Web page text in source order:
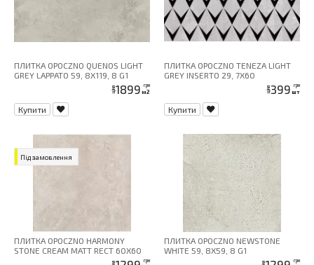
ПЛИТКА OPOCZNO QUENOS LIGHT
GREY LAPPATO 59, 8X119, 8 G1
ціна1899 грн
м2
Купити
ПЛИТКА OPOCZNO TENEZA LIGHT
GREY INSERTO 29, 7X60
ціна399 грн
шт
Купити
Під замовлення
ПЛИТКА OPOCZNO HARMONY
STONE CREAM MATT RECT 60X60
грн
ПЛИТКА OPOCZNO NEWSTONE
WHITE 59, 8X59, 8 G1
грн